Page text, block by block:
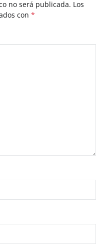
no será publicada. Los
con *